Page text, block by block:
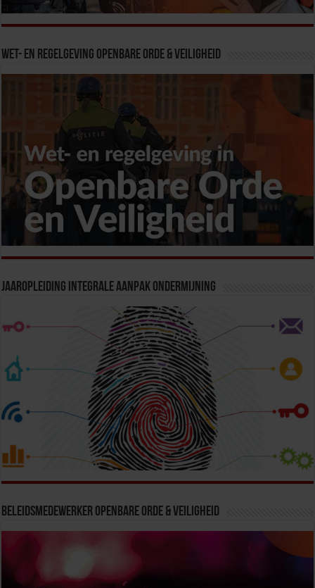
Wet- en Regelgeving Openbare Orde & Veiligheid
Jaaropleiding Integrale Aanpak Ondermijning
Beleidsmedewerker Openbare Orde & Veiligheid